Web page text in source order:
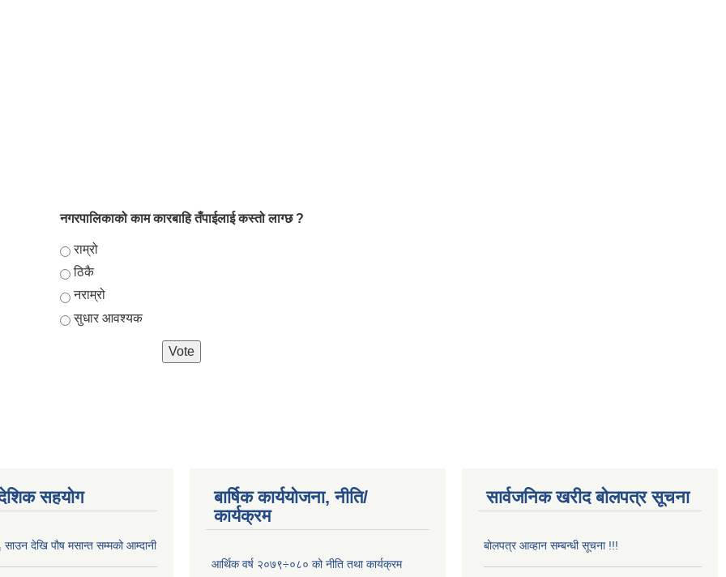
नगरपालिकाको काम कारबाहि तँपाईलाई कस्तो लाग्छ ?
Choices
राम्रो
ठिकै
नराम्रो
सुधार आवश्यक
सहयोग
साउन देखि पौष मसान्त सम्मको आम्दानी
बार्षिक कार्ययोजना, नीति/
कार्यक्रम
आर्थिक वर्ष २०७९÷०८० को नीति तथा कार्यक्रम
सार्वजनिक खरीद बोलपत्र सूचना
बोलपत्र आव्हान सम्बन्धी सूचना !!!